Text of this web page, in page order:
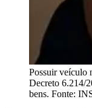
Possuir veículo
Decreto 6.214/
bens. Fonte: